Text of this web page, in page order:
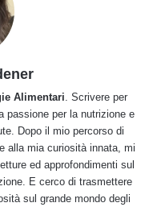
Alimentari. Scrivere per
passione per la nutrizione e
Dopo il mio percorso di
alla mia curiosità innata, mi
ed approfondimenti sul
E cerco di trasmettere
sul grande mondo degli